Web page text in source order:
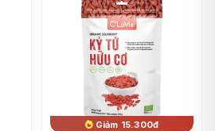
Giảm 15.300đ